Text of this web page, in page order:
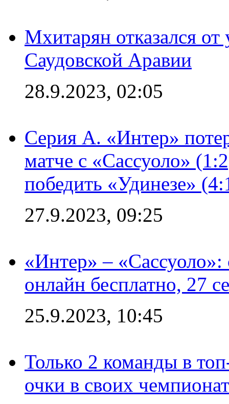
Мхитарян отказался от
Саудовской Аравии
28.9.2023, 02:05
Серия А. «Интер»
матче с «Сассуоло»
победить «Удинезе»
27.9.2023, 09:25
«Интер» –
онлайн бесплатно, 27
25.9.2023, 10:45
Только 2 команды в
очки в своих